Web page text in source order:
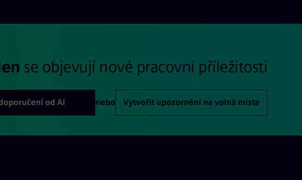
se objevují nové pracovní příležitosti
od AI nebo Vytvořit upozornění na volná místa